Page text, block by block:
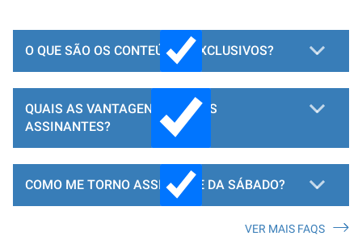
O QUE SÃO OS CONTEÚDOS EXCLUSIVOS?
QUAIS AS VANTAGENS PARA OS
ASSINANTES?
COMO ME TORNO ASSINANTE DA SÁBADO?
VER MAIS FAQS